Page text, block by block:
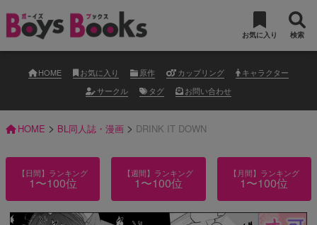
お気に入り 検索
HOME お気に入り 原作 カップリング
キャラクター
サークル
タグ お問い合わせ
HOME > BL同人誌・漫画 > DRINK IT DOWN
【日間】ランキング
1〜100位
【週間】ランキング
1〜100位
【月間】ランキング
1〜100位